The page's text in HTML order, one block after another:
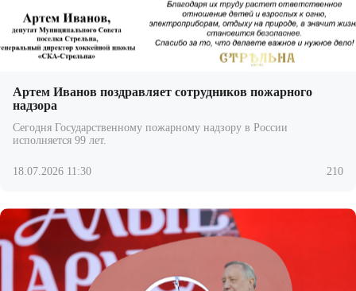
Артем Иванов поздравляет сотрудников пожарного
надзора
Сегодня Государственному пожарному надзору в России
исполняется 99 лет.
18.07.2026 11:30 210